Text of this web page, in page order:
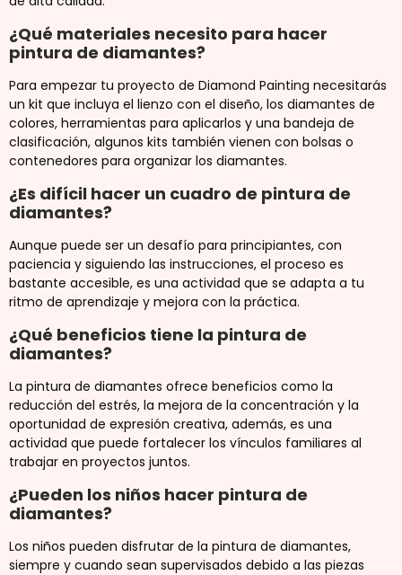
¿Qué materiales necesito para hacer
pintura de diamantes?
Para empezar tu proyecto de Diamond Painting necesitarás
un kit que incluya el lienzo con el diseño, los diamantes de
colores, herramientas para aplicarlos y una bandeja de
clasificación, algunos kits también vienen con bolsas o
contenedores para organizar los diamantes.
¿Es difícil hacer un cuadro de pintura de
diamantes?
Aunque puede ser un desafío para principiantes, con
paciencia y siguiendo las instrucciones, el proceso es
bastante accesible, es una actividad que se adapta a tu
ritmo de aprendizaje y mejora con la práctica.
¿Qué beneficios tiene la pintura de
diamantes?
La pintura de diamantes ofrece beneficios como la
reducción del estrés, la mejora de la concentración y la
oportunidad de expresión creativa, además, es una
actividad que puede fortalecer los vínculos familiares al
trabajar en proyectos juntos.
¿Pueden los niños hacer pintura de
diamantes?
Los niños pueden disfrutar de la pintura de diamantes,
siempre y cuando sean supervisados debido a las piezas